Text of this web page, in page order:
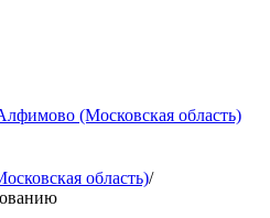
(Московская область)
область)/